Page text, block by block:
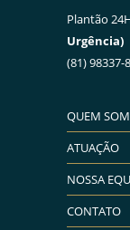
Plantão
Urgência)
(81) 98337-
QUEM
ATUAÇÃO
NOSSA
CONTATO